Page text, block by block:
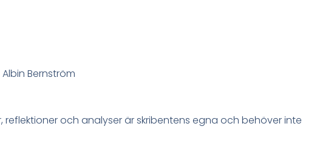
Bernström
reflektioner och analyser är skribentens egna och behöver inte